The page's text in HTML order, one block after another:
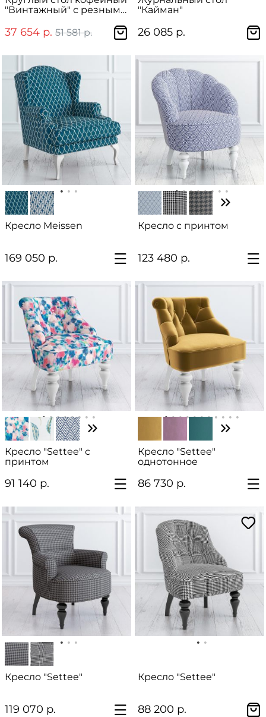
"Винтажный" с резными
37 654 р. 51 581 р.
"Кайман"
26 085 р.
Кресло Meissen
169 050 р.
Кресло с принтом
123 480 р.
Кресло "Settee" с
принтом
91 140 р.
Кресло "Settee"
однотонное
86 730 р.
Кресло "Settee"
119 070 р.
Кресло "Settee"
88 200 р.